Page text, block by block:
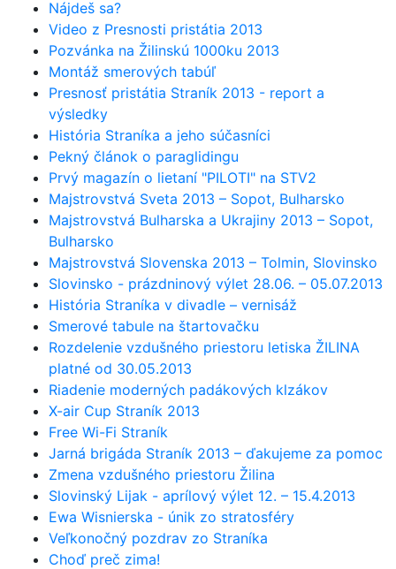
Nájdeš sa?
Video z Presnosti pristátia 2013
Pozvánka na Žilinskú 1000ku 2013
Montáž smerových tabúľ
Presnosť pristátia Straník 2013 - report a
výsledky
História Straníka a jeho súčasníci
Pekný článok o paraglidingu
Prvý magazín o lietaní "PILOTI" na STV2
Majstrovstvá Sveta 2013 – Sopot, Bulharsko
Majstrovstvá Bulharska a Ukrajiny 2013 – Sopot,
Bulharsko
Majstrovstvá Slovenska 2013 – Tolmin, Slovinsko
Slovinsko - prázdninový výlet 28.06. – 05.07.2013
História Straníka v divadle – vernisáž
Smerové tabule na štartovačku
Rozdelenie vzdušného priestoru letiska ŽILINA
platné od 30.05.2013
Riadenie moderných padákových klzákov
X-air Cup Straník 2013
Free Wi-Fi Straník
Jarná brigáda Straník 2013 – ďakujeme za pomoc
Zmena vzdušného priestoru Žilina
Slovinský Lijak - aprílový výlet 12. – 15.4.2013
Ewa Wisnierska - únik zo stratosféry
Veľkonočný pozdrav zo Straníka
Choď preč zima!